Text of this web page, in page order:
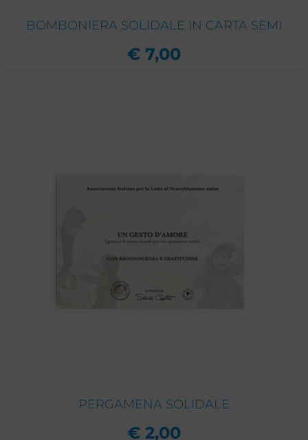
BOMBONIERA SOLIDALE IN CARTA SEMI
€ 7,00
PERGAMENA SOLIDALE
€ 2,00